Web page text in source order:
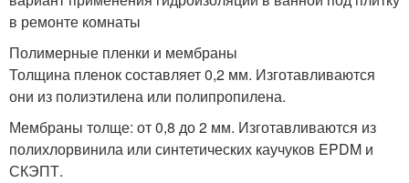
в ремонте комнаты
Полимерные пленки и мембраны
Толщина пленок составляет 0,2 мм. Изготавливаются
они из полиэтилена или полипропилена.
Мембраны толще: от 0,8 до 2 мм. Изготавливаются из
полихлорвинила или синтетических каучуков EPDM и
СКЭПТ.